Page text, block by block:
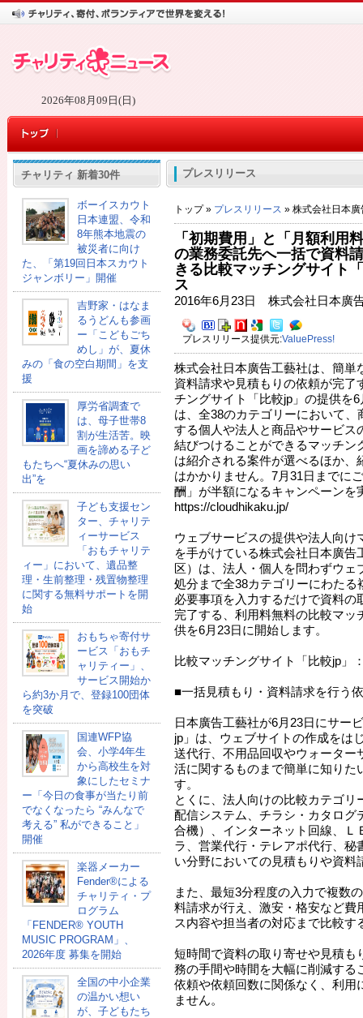
2026年08月09日(日)
チャリティ 新着30件
ボーイスカウト
日本連盟、令和
8年熊本地震の
被災者に向け
た、「第19回日本スカウト
ジャンボリー」開催
吉野家・はなま
るうどんも参画
ー「こどもごち
めし」が、夏休
みの「食の空白期間」を支
援
厚労省調査で
は、母子世帯8
割が生活苦。映
画を諦める子ど
もたちへ“夏休みの思い
出”を
子ども支援セン
ター、チャリテ
ィーサービス
「おもチャリテ
ィー」において、遺品整
理・生前整理・残置物整理
に関する無料サポートを開
始
おもちゃ寄付サ
ービス「おもチ
ャリティー」、
サービス開始か
ら約3か月で、登録100団体
を突破
国連WFP協
会、小学4年生
から高校生を対
象にしたセミナ
ー「今日の食事が当たり前
でなくなったら “みんなで
考える” 私ができること」
開催
楽器メーカー
Fender®による
チャリティ・プ
ログラム
「FENDER®︎ YOUTH
MUSIC PROGRAM」、
2026年度 募集を開始
全国の中小企業
の温かい想い
が、子どもたち
プレスリリース
トップ » プレスリリース » 株式会社日本廣
「初期費用」と「月額利用
の業務委託先へ一括で資料
きる比較マッチングサイト
ス
2016年6月23日 株式会社日本廣
プレスリリース提供元:ValuePress!
株式会社日本廣告工藝社は、簡単
資料請求や見積もりの依頼が完了
チングサイト「比較jp」の提供を
は、全38のカテゴリーにおいて
する個人や法人と商品やサービス
結びつけることができるマッチン
は紹介される案件が選べるほか、
はかかりません。7月31日までに
酬」が半額になるキャンペーンを
https://cloudhikaku.jp/
ウェブサービスの提供や法人向け
を手がけている株式会社日本廣告
区）は、法人・個人を問わずウェ
処分まで全38カテゴリーにわた
必要事項を入力するだけで資料の
完了する、利用料無料の比較マッ
供を6月23日に開始します。
比較マッチングサイト「比較jp
■一括見積もり・資料請求を行う
日本廣告工藝社が6月23日にサー
jp」は、ウェブサイトの作成をは
送代行、不用品回収やウォーター
活に関するものまで簡単に知りた
す。
とくに、法人向けの比較カテゴリ
配信システム、チラシ・カタログ
合機）、インターネット回線、Ｌ
ラ、営業代行・テレアポ代行、秘
い分野においての見積もりや資料
また、最短3分程度の入力で複数
料請求が行え、激安・格安など費
ス内容や担当者の対応まで比較す
短時間で資料の取り寄せや見積も
務の手間や時間を大幅に削減する
依頼や依頼回数に関係なく、利用
ません。